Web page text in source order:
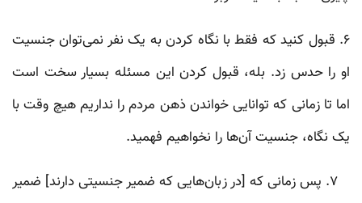
۶. قبول کنید که فقط با نگاه کردن به یک نفر نمی‌توان جنسیت
او را حدس زد. بله، قبول کردن این مسئله بسیار سخت است
اما تا زمانی که توانایی خواندن ذهن مردم را نداریم هیچ وقت با
یک نگاه، جنسیت آن‌ها را نخواهیم فهمید.
۷. پس زمانی که [در زبان‌هایی که ضمیر جنسیتی دارند] ضمیر